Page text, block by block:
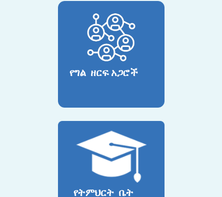
የግል ዘርፍ አጋሮች
የትምህርት ቤት